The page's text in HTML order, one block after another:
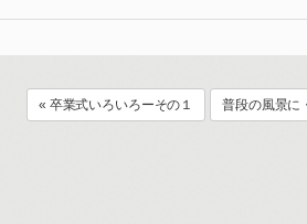
« 卒業式いろいろーその１ 普段の風景に